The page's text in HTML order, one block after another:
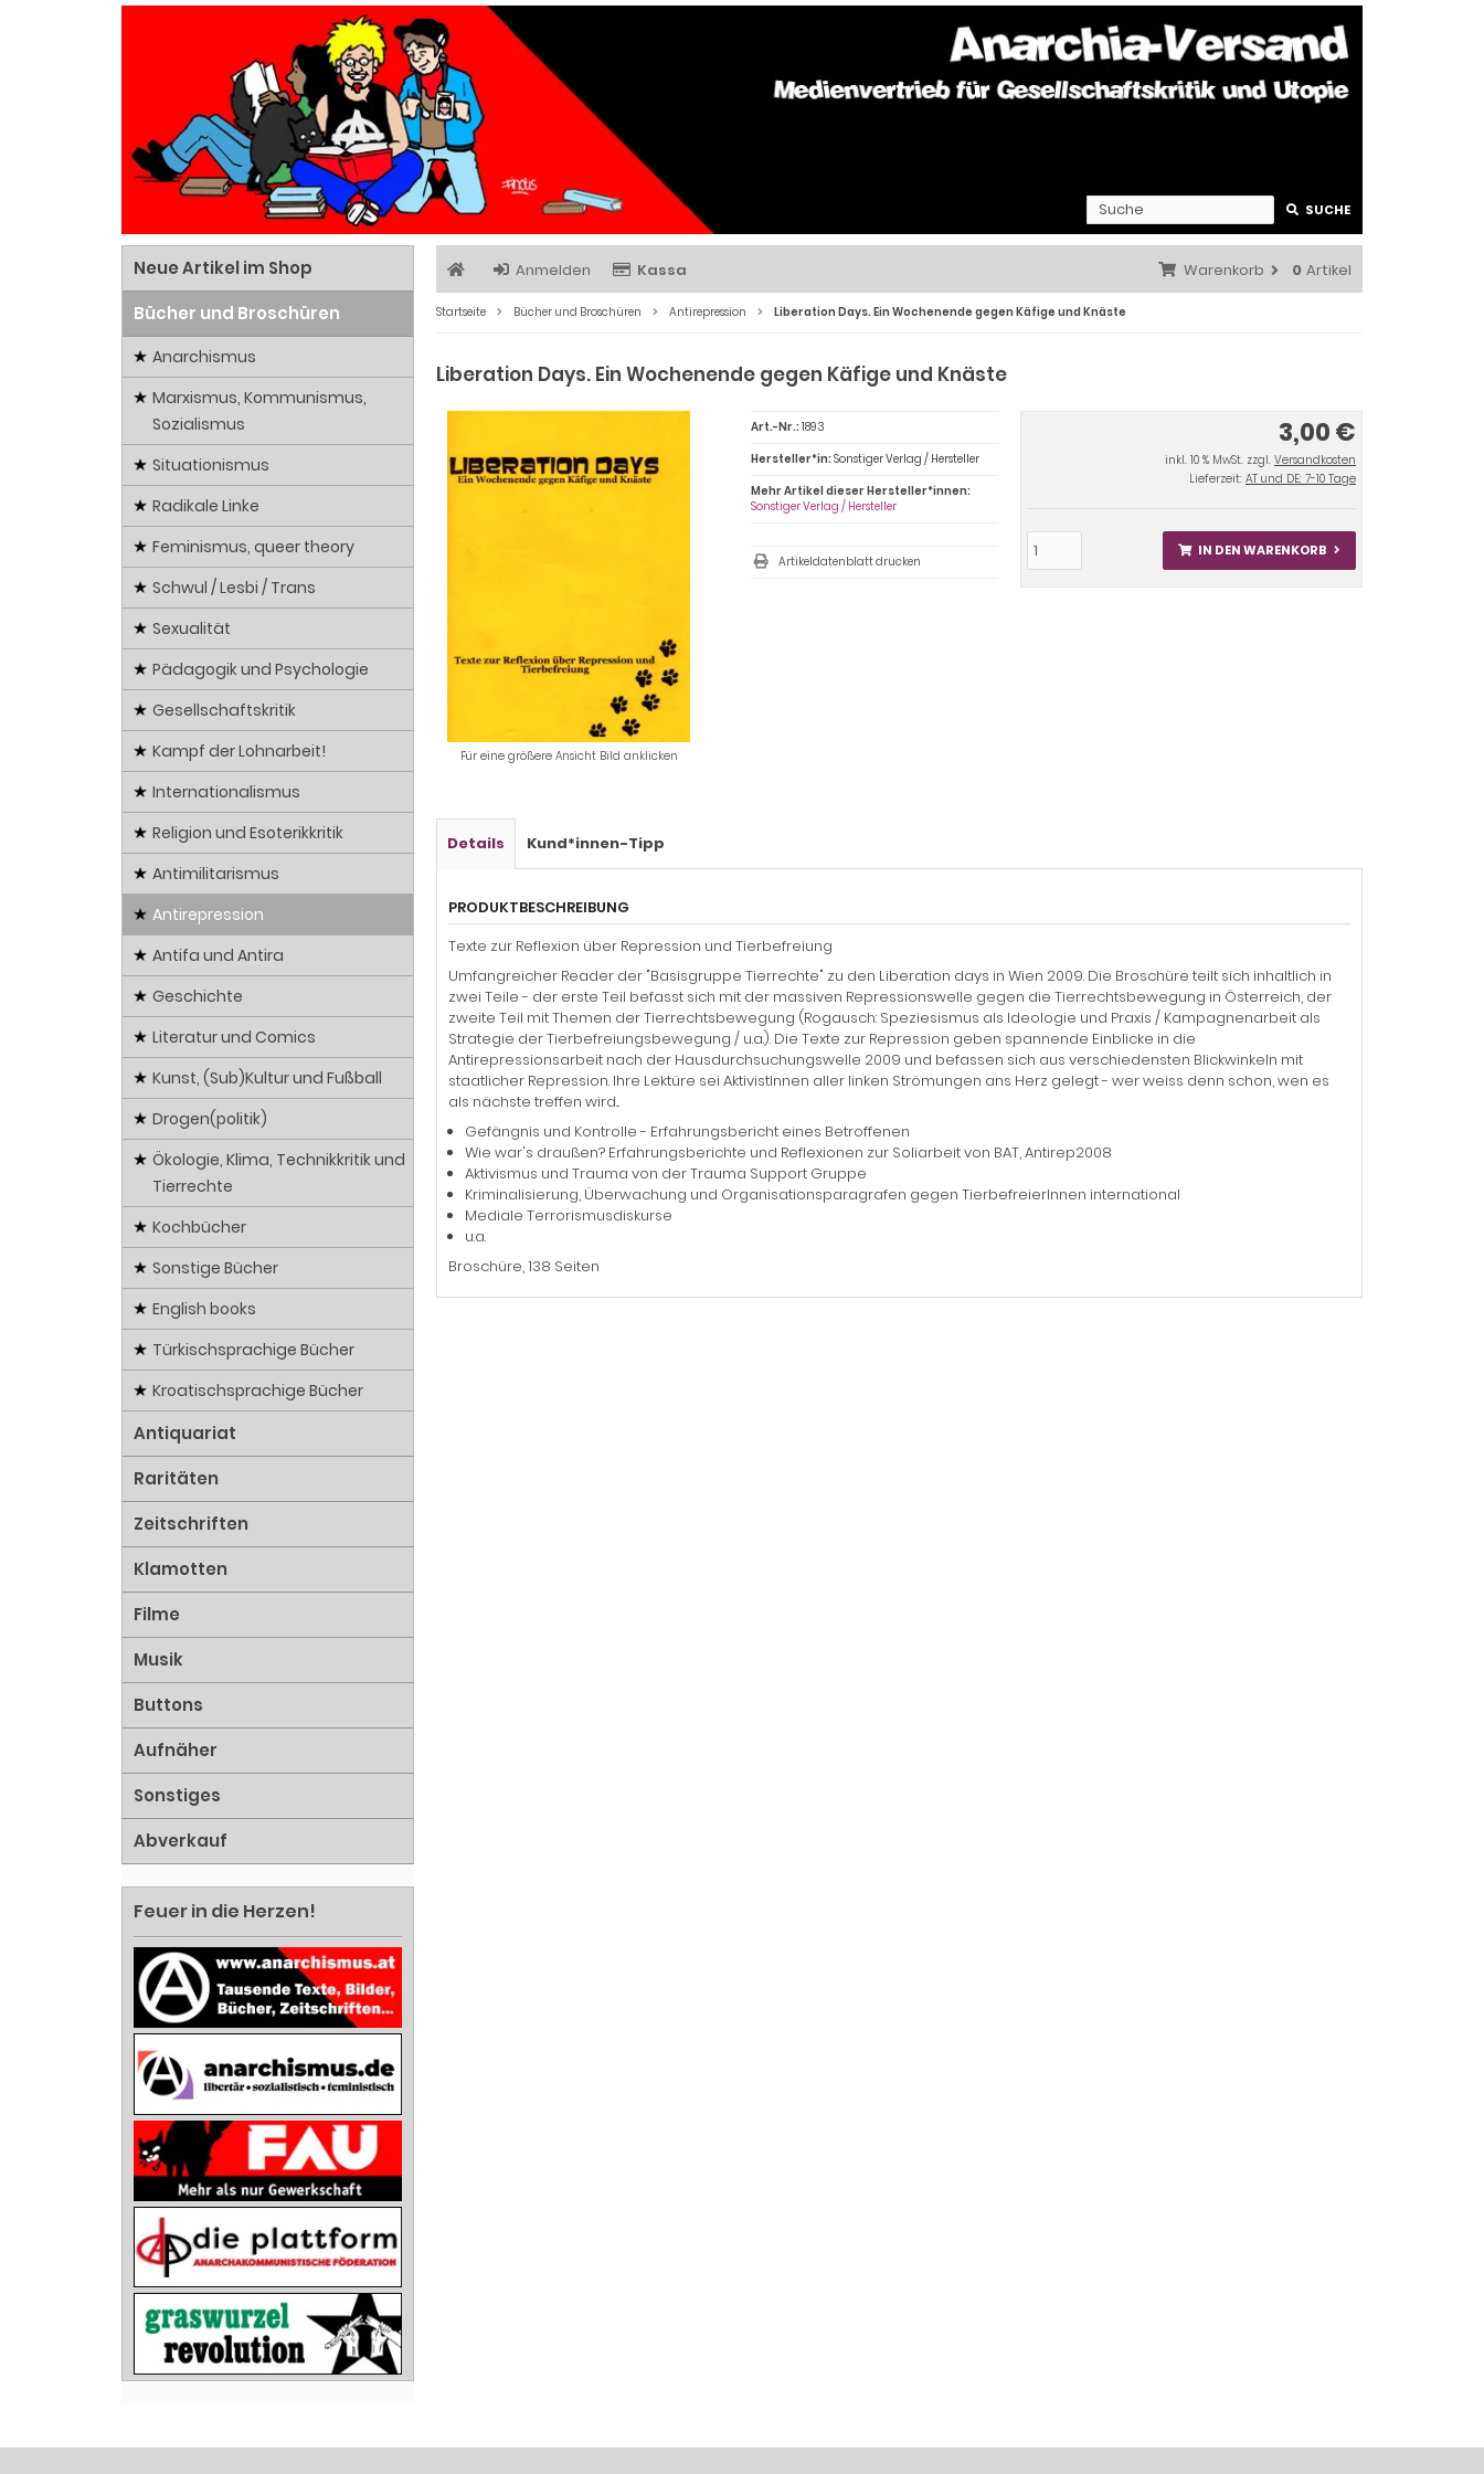
SUCHE
Anmelden Kassa Warenkorb 0 Artikel
Startseite Bücher und Broschüren Antirepression Liberation Days. Ein Wochenende gegen Käfige und Knäste
Liberation Days. Ein Wochenende gegen Käfige und Knäste
Für eine größere Ansicht Bild anklicken
3,00 €
inkl. 10 % MwSt. zzgl. Versandkosten
Lieferzeit: AT und DE: 7-10 Tage
IN DEN WARENKORB
Art.-Nr.:1893
Hersteller*in:Sonstiger Verlag / Hersteller
Mehr Artikel dieser Hersteller*innen:
Sonstiger Verlag / Hersteller
Artikeldatenblatt drucken
Details Kund*innen-Tipp
PRODUKTBESCHREIBUNG
Texte zur Reflexion über Repression und Tierbefreiung
Umfangreicher Reader der "Basisgruppe Tierrechte" zu den Liberation days in Wien 2009. Die Broschüre teilt sich inhaltlich in
zwei Teile - der erste Teil befasst sich mit der massiven Repressionswelle gegen die Tierrechtsbewegung in Österreich, der
zweite Teil mit Themen der Tierrechtsbewegung (Rogausch: Speziesismus als Ideologie und Praxis / Kampagnenarbeit als
Strategie der Tierbefreiungsbewegung / u.a.). Die Texte zur Repression geben spannende Einblicke in die
Antirepressionsarbeit nach der Hausdurchsuchungswelle 2009 und befassen sich aus verschiedensten Blickwinkeln mit
staatlicher Repression. Ihre Lektüre sei AktivistInnen aller linken Strömungen ans Herz gelegt - wer weiss denn schon, wen es
als nächste treffen wird...
Gefängnis und Kontrolle - Erfahrungsbericht eines Betroffenen
Wie war's draußen? Erfahrungsberichte und Reflexionen zur Soliarbeit von BAT, Antirep2008
Aktivismus und Trauma von der Trauma Support Gruppe
Kriminalisierung, Überwachung und Organisationsparagrafen gegen TierbefreierInnen international
Mediale Terrorismusdiskurse
u.a.
Broschüre, 138 Seiten
Neue Artikel im Shop
Bücher und Broschüren
Anarchismus
Marxismus, Kommunismus,
Sozialismus
Situationismus
Radikale Linke
Feminismus, queer theory
Schwul / Lesbi / Trans
Sexualität
Pädagogik und Psychologie
Gesellschaftskritik
Kampf der Lohnarbeit!
Internationalismus
Religion und Esoterikkritik
Antimilitarismus
Antirepression
Antifa und Antira
Geschichte
Literatur und Comics
Kunst, (Sub)Kultur und Fußball
Drogen(politik)
Ökologie, Klima, Technikkritik und
Tierrechte
Kochbücher
Sonstige Bücher
English books
Türkischsprachige Bücher
Kroatischsprachige Bücher
Antiquariat
Raritäten
Zeitschriften
Klamotten
Filme
Musik
Buttons
Aufnäher
Sonstiges
Abverkauf
Feuer in die Herzen!